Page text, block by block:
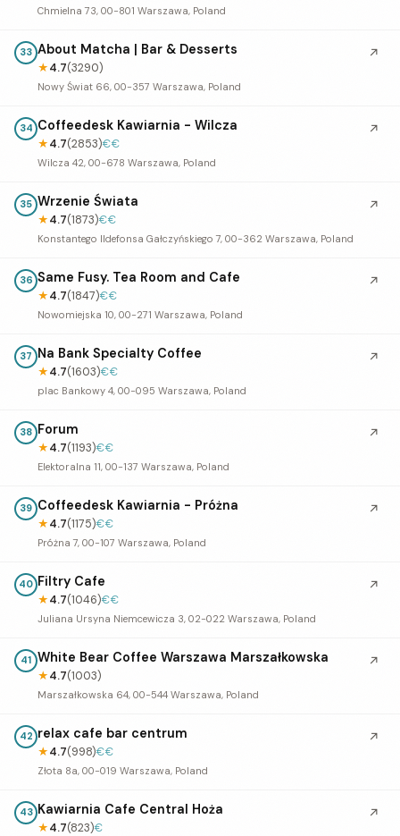
Chmielna 73, 00-801 Warszawa, Poland
33 About Matcha | Bar & Desserts
★4.7(3290)
Nowy Świat 66, 00-357 Warszawa, Poland
↗
34 Coffeedesk Kawiarnia - Wilcza
★4.7(2853)€€
Wilcza 42, 00-678 Warszawa, Poland
↗
35 Wrzenie Świata
★4.7(1873)€€
Konstantego Ildefonsa Gałczyńskiego 7, 00-362 Warszawa, Poland
↗
36 Same Fusy. Tea Room and Cafe
★4.7(1847)€€
Nowomiejska 10, 00-271 Warszawa, Poland
↗
37 Na Bank Specialty Coffee
★4.7(1603)€€
plac Bankowy 4, 00-095 Warszawa, Poland
↗
38 Forum
★4.7(1193)€€
Elektoralna 11, 00-137 Warszawa, Poland
↗
39 Coffeedesk Kawiarnia - Próżna
★4.7(1175)€€
Próżna 7, 00-107 Warszawa, Poland
↗
40 Filtry Cafe
★4.7(1046)€€
Juliana Ursyna Niemcewicza 3, 02-022 Warszawa, Poland
↗
41 White Bear Coffee Warszawa Marszałkowska
★4.7(1003)
Marszałkowska 64, 00-544 Warszawa, Poland
↗
42 relax cafe bar centrum
★4.7(998)€€
Złota 8a, 00-019 Warszawa, Poland
↗
43 Kawiarnia Cafe Central Hoża
★4.7(823)€
↗